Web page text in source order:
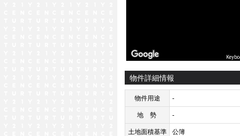
物件詳細情報
物件用途 -
地勢 -
土地面積基準 公簿